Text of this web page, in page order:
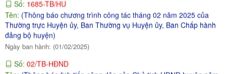
Ngày ban hành: (01/02/2025)
Số:02/TB-HĐND
Tên: (Thông báo lịch tiếp công dân của Chủ tịch HĐND huyện năm
2025)